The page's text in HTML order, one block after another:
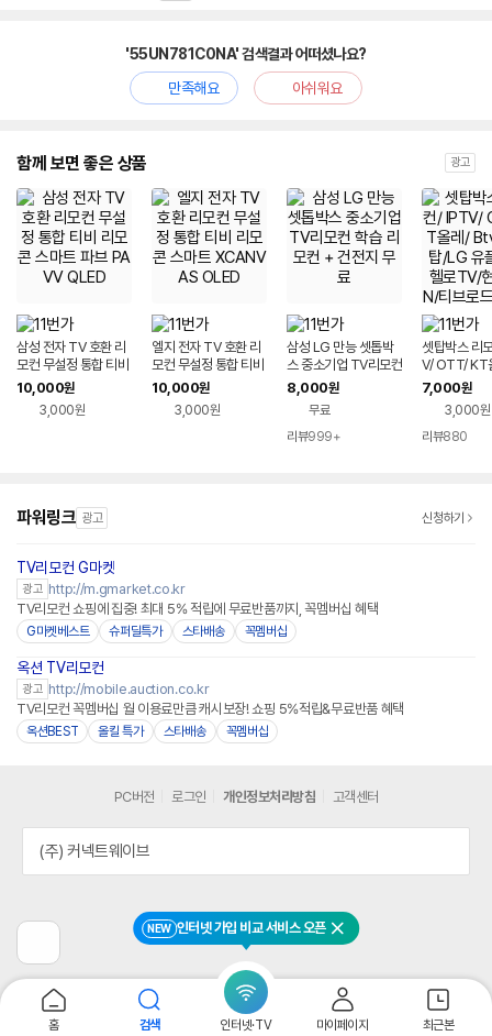
'55UN781C0NA' 검색결과 어떠셨나요?
만족해요
아쉬워요
함께 보면 좋은 상품 광고
삼성 전자 TV 호환 리
모컨 무설정 통합 티비
리모콘 스마트 파브 P
AVV QLED
10,000원
3,000원
엘지 전자 TV 호환 리
모컨 무설정 통합 티비
리모콘 스마트 XCAN
VAS OLED
10,000원
3,000원
삼성 LG 만능 셋톱박
스 중소기업 TV리모컨
학습 리모컨 + 건전지
무료
8,000원
무료
리뷰999+
셋탑박스 리
V/ OTT/ KT
SK셋탑/LG
헬로TV/현
브로드/
7,000원
3,000원
리뷰880
파워링크 광고 신청하기
TV리모컨 G마켓
광고 http://m.gmarket.co.kr
TV리모컨 쇼핑에 집중! 최대 5% 적립에 무료반품까지, 꼭멤버십 혜택
G마켓베스트 슈퍼딜특가 스타배송 꼭멤버십
옥션 TV리모컨
광고 http://mobile.auction.co.kr
TV리모컨 꼭멤버십 월 이용료만큼 캐시보장! 쇼핑 5%적립&무료반품 혜택
옥션BEST 올킬 특가 스타배송 꼭멤버십
전
페
이
지
NEW 인터넷 가입 비교 서비스 오픈 닫기
홈 검색 인터넷·TV 마이페이지 최근본
PC버전 로그인 개인정보처리방침 고객센터
(주) 커넥트웨이브